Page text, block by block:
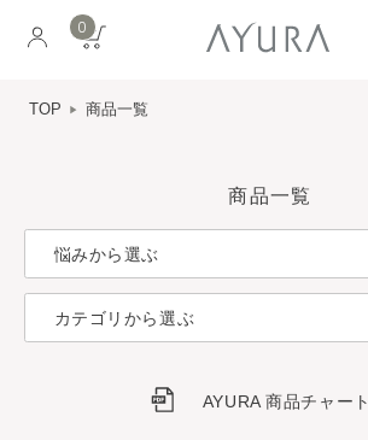
0
TOP 商品一覧
商品一覧
悩みから選ぶ
カテゴリから選ぶ
AYURA 商品チャート